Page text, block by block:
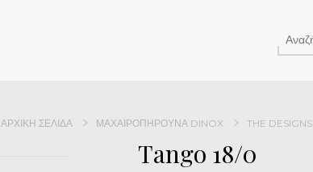
ΑΡΧΙΚΉ ΣΕΛΊΔΑ ΜΑΧΑΙΡΟΠΉΡΟΥΝΑ DINOX THE DESIGNS
Tango 18/0